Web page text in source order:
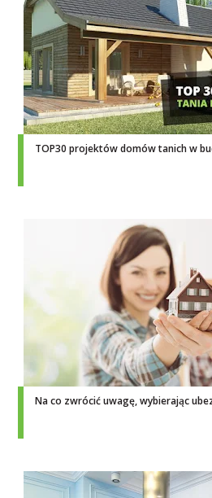
TOP30 projektów domów tanich w
Na co zwrócić uwagę, wybierając